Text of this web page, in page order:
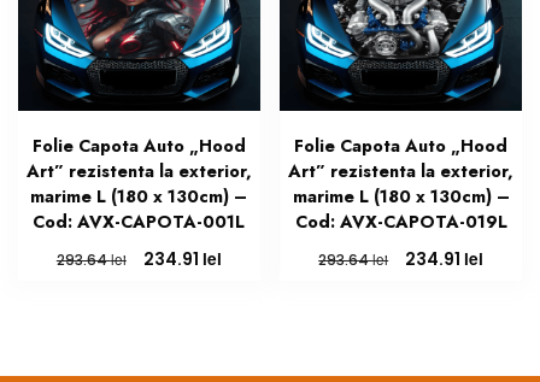
Folie Capota Auto „Hood
Art” rezistenta la exterior,
marime L (180 x 130cm) –
Cod: AVX-CAPOTA-001L
293.64lei
Prețul
234.91 leiPrețul
Folie Capota Auto „Hood
Art” rezistenta la exterior,
marime L (180 x 130cm) –
Cod: AVX-CAPOTA-019L
293.64lei
Prețul
234.91 lei